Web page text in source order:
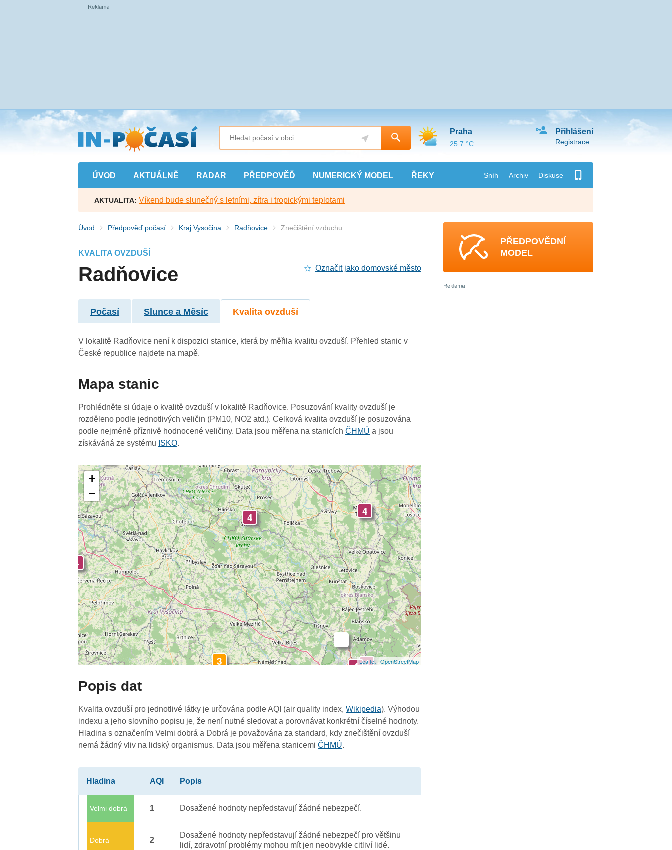
Přejít
na
hlavní
obsah
ÚVOD AKTUÁLNĚ RADAR PŘEDPOVĚĎ NUMERICKÝ MODEL ŘEKY Sníh Archiv Diskuse
Přihlášení
Registrace
Praha
25.7 °C
AKTUALITA: Víkend bude slunečný s letními, zítra i tropickými teplotami
Úvod Předpověď počasí Kraj Vysočina Radňovice Znečištění vzduchu
KVALITA OVZDUŠÍ
Radňovice Označit jako domovské město
Počasí Slunce a Měsíc Kvalita ovzduší
V lokalitě Radňovice není k dispozici stanice, která by měřila kvalitu ovzduší. Přehled stanic v
České republice najdete na mapě.
Mapa stanic
Prohlédněte si údaje o kvalitě ovzduší v lokalitě Radňovice. Posuzování kvality ovzduší je
rozděleno podle jednotlivých veličin (PM10, NO2 atd.). Celková kvalita ovzduší je posuzována
podle nejméně příznivě hodnocené veličiny. Data jsou měřena na stanicíchČHMÚ a jsou
získáváná ze systému ISKO.
4
3
4
4
3
44
4
4
4
4
4
+
−
Leaflet| OpenStreetMap
Popis dat
Kvalita ovzduší pro jednotlivé látky je určována podle AQI (air quality index,Wikipedia). Výhodou
indexu a jeho slovního popisu je, že není nutné sledovat a porovnávat konkrétní číselné hodnoty.
Hladina s označením Velmi dobrá a Dobrá je považována za standard, kdy znečištění ovzduší
nemá žádný vliv na lidský organismus. Data jsou měřena stanicemiČHMÚ.
Hladina AQI Popis
Velmi dobrá 1 Dosažené hodnoty nepředstavují žádné nebezpečí.
Dobrá 2
Dosažené hodnoty nepředstavují žádné nebezpečí pro většinu
lidí, zdravotní problémy mohou mít jen neobvykle citliví lidé.
PŘEDPOVĚDNÍ
MODEL